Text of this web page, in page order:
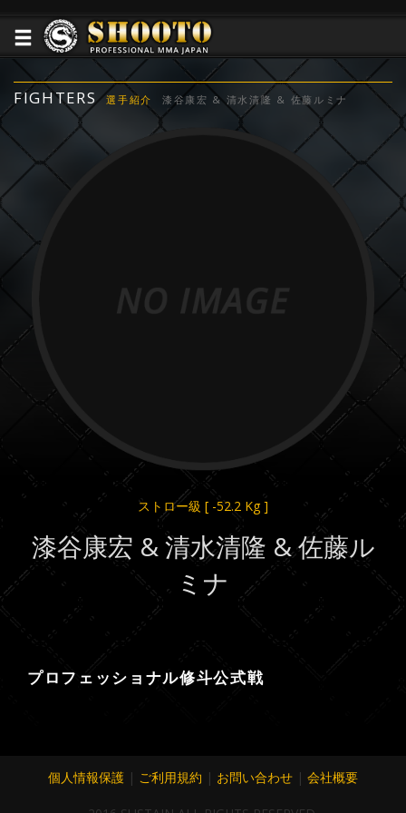
FIGHTERS 選手紹介 漆谷康宏 & 清水清隆 & 佐藤ルミナ
ストロー級 [ -52.2 Kg ]
漆谷康宏 & 清水清隆 & 佐藤ル
ミナ
プロフェッショナル修斗公式戦
個人情報保護 | ご利用規約 | お問い合わせ | 会社概要